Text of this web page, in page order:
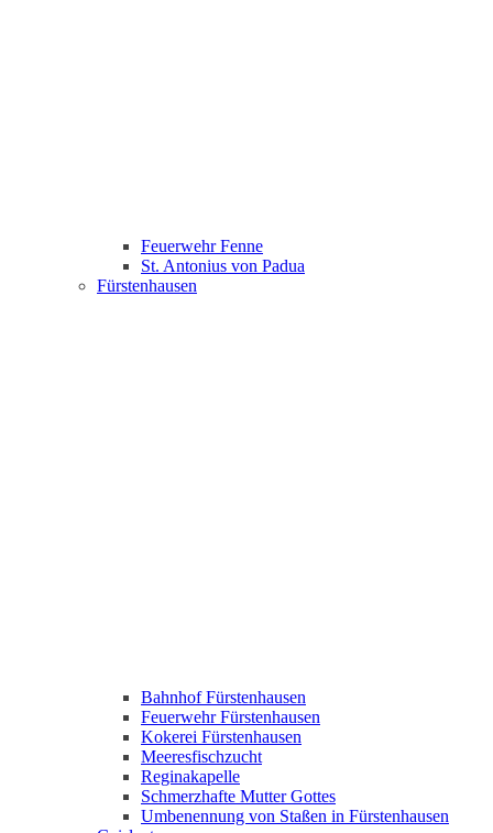
Feuerwehr Fenne
St. Antonius von Padua
Fürstenhausen
Bahnhof Fürstenhausen
Feuerwehr Fürstenhausen
Kokerei Fürstenhausen
Meeresfischzucht
Reginakapelle
Schmerzhafte Mutter Gottes
Umbenennung von Staßen in Fürstenhausen